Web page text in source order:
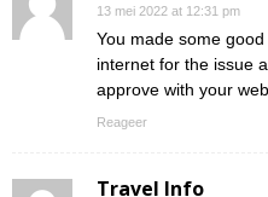
13 mei 2022 at 12:31 pm
You made some
internet for the issue
approve with your
Reageer
Travel Info